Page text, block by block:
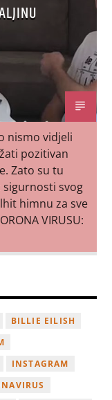
nismo vidjeli
pozitivan
Zato su tu
sigurnosti svog
himnu za sve
VIRUSU:
BILLIE EILISH
INSTAGRAM